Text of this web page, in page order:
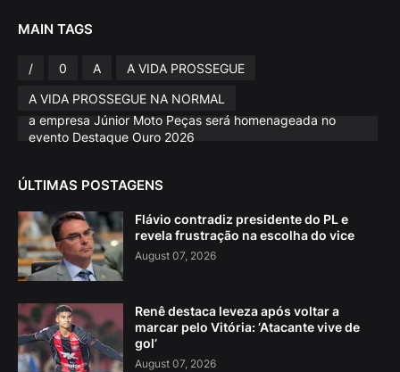
MAIN TAGS
/ 0 A
A VIDA PROSSEGUE
A VIDA PROSSEGUE NA NORMAL
a empresa Júnior Moto Peças será homenageada no
evento Destaque Ouro 2026
ÚLTIMAS POSTAGENS
Flávio contradiz presidente do PL e
revela frustração na escolha do vice
August 07, 2026
Renê destaca leveza após voltar a
marcar pelo Vitória: ‘Atacante vive de
gol’
August 07, 2026